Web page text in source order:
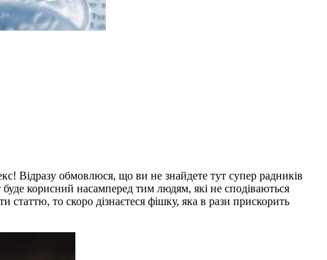
Відразу обмовлюся, що ви не знайдете тут супер радників
корисний насамперед тим людям, які не сподіваються
то скоро дізнаєтеся фішку, яка в рази прискорить